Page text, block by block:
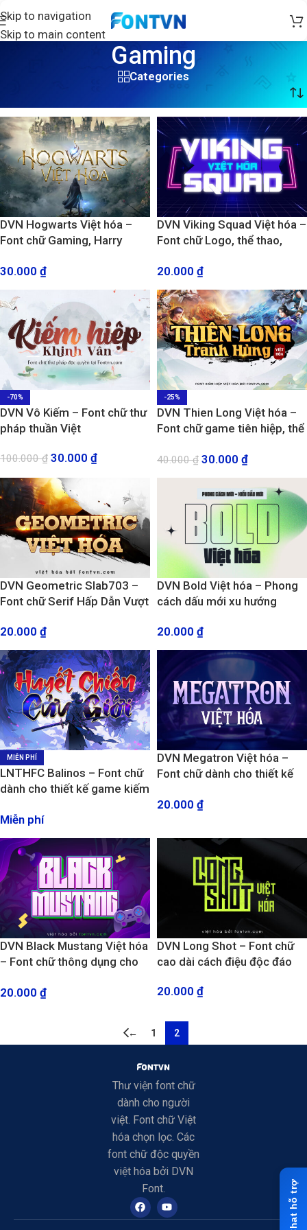
Skip to navigation
Skip to main content
Gaming
Categories
Trang 2
DVN Hogwarts Việt hóa –
Font chữ Gaming, Harry
30.000 ₫
DVN Viking Squad Việt hóa –
Font chữ Logo, thể thao,
mạnh mẽ
20.000 ₫
-70%
DVN Vô Kiếm – Font chữ thư
pháp thuần Việt
100.000₫ 30.000 ₫
-25%
DVN Thien Long Việt hóa –
Font chữ game tiên hiệp, thể
40.000₫ 30.000 ₫
DVN Geometric Slab703 –
Font chữ Serif Hấp Dẫn Vượt
20.000 ₫
DVN Bold Việt hóa – Phong
cách dấu mới xu hướng
20.000 ₫
MIỄN PHÍ
LNTHFC Balinos – Font chữ
dành cho thiết kế game kiếm
Miễn phí
DVN Megatron Việt hóa –
Font chữ dành cho thiết kế
20.000 ₫
DVN Black Mustang Việt hóa
– Font chữ thông dụng cho
20.000 ₫
DVN Long Shot – Font chữ
cao dài cách điệu độc đáo
20.000 ₫
← 1 2
Thư viện font chữ
dành cho người
việt. Font chữ Việt
hóa chọn lọc. Các
font chữ độc quyền
việt hóa bởi DVN
Font.